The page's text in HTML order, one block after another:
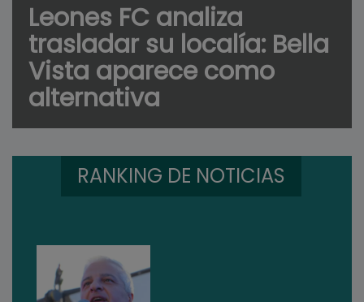
Leones FC analiza
trasladar su localía: Bella
Vista aparece como
alternativa
RANKING DE NOTICIAS